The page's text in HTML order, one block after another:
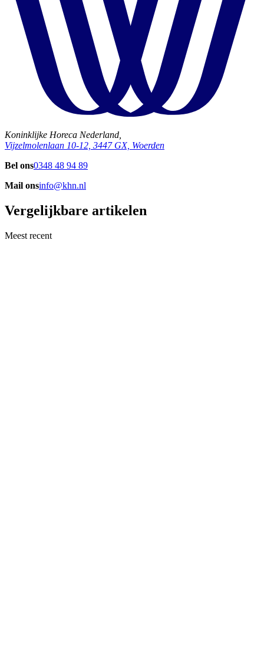
Koninklijke Horeca Nederland,
Vijzelmolenlaan 10-12, 3447 GX, Woerden
Bel ons0348 48 94 89
Mail onsinfo@khn.nl
Vergelijkbare artikelen
Meest recent